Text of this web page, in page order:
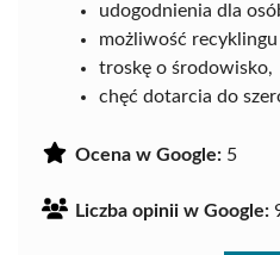
udogodnienia dla
możliwość recyklingu
troskę o środowisko,
chęć dotarcia do
Ocena w Google: 5
Liczba opinii w Google: